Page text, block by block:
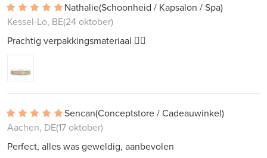
Nathalie(Schoonheid / Kapsalon / Spa)
Kessel-Lo, BE(24 oktober)
Prachtig verpakkingsmateriaal 👌🏼
Sencan(Conceptstore / Cadeauwinkel)
Aachen, DE(17 oktober)
Perfect, alles was geweldig, aanbevolen